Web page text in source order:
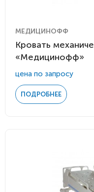
МЕДИЦИНОФФ
Кровать
«Медицинофф»
цена по запросу
ПОДРОБНЕЕ